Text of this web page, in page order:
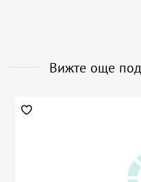
Вижте още